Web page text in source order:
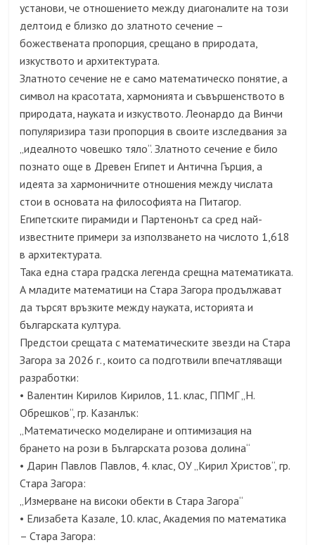
установи, че отношението между диагоналите на този
делтоид е близко до златното сечение –
божествената пропорция, срещано в природата,
изкуството и архитектурата.
Златното сечение не е само математическо понятие, а
символ на красотата, хармонията и съвършенството в
природата, науката и изкуството. Леонардо да Винчи
популяризира тази пропорция в своите изследвания за
„идеалното човешко тяло“. Златното сечение е било
познато още в Древен Египет и Антична Гърция, а
идеята за хармоничните отношения между числата
стои в основата на философията на Питагор.
Египетските пирамиди и Партенонът са сред най-
известните примери за използването на числото 1,618
в архитектурата.
Така една стара градска легенда срещна математиката.
А младите математици на Стара Загора продължават
да търсят връзките между науката, историята и
българската култура.
Предстои срещата с математическите звезди на Стара
Загора за 2026 г., които са подготвили впечатляващи
разработки:
• Валентин Кирилов Кирилов, 11. клас, ППМГ „Н.
Обрешков“, гр. Казанлък:
„Математическо моделиране и оптимизация на
брането на рози в Българската розова долина“
• Дарин Павлов Павлов, 4. клас, ОУ „Кирил Христов“, гр.
Стара Загора:
„Измерване на високи обекти в Стара Загора“
• Елизабета Казале, 10. клас, Академия по математика
– Стара Загора: